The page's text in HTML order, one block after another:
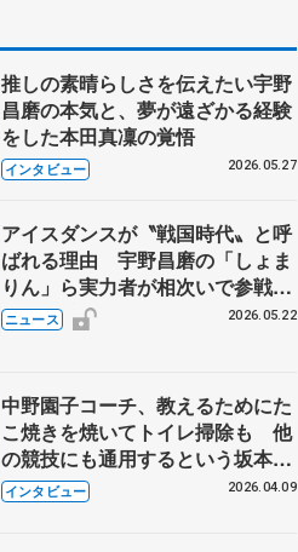
推しの素晴らしさを伝えたい宇野
昌磨の本気と、夢が遠ざかる経験
をした本田真凜の覚悟
インタビュー 2026.05.27
アイスダンスが〝戦国時代〟と呼
ばれる理由 宇野昌磨の「しょま
りん」ら実力者が相次いで参戦
国内の競争激化
ニュース 2026.05.22
中野園子コーチ、教えるためにた
こ焼きを焼いてトイレ掃除も 他
の競技にも通用するという坂本花
織の筋肉
インタビュー 2026.04.09